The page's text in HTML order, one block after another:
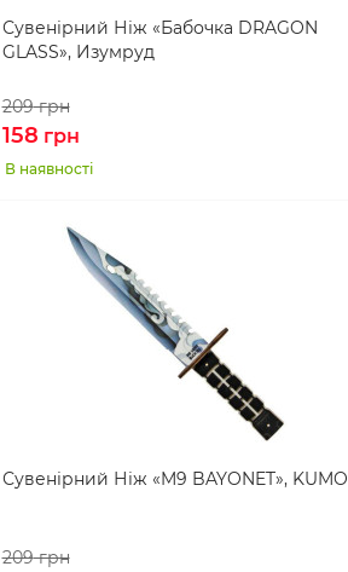
Сувенірний Ніж «Бабочка DRAGON
GLASS», Изумруд
209грн
158 грн
В наявності
Сувенірний Ніж «M9 BAYONET», KUMO
209грн